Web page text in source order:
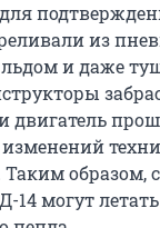
из
и даже
и двигатель
Таким образом,
14 могут